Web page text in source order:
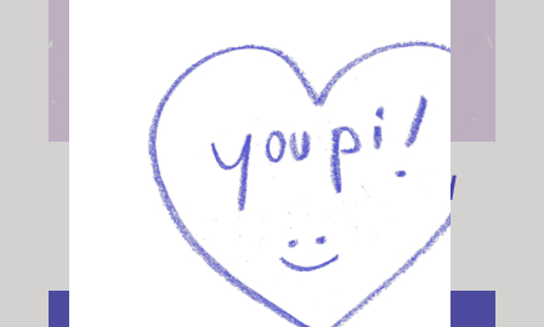
Bubble blue and red
30,00